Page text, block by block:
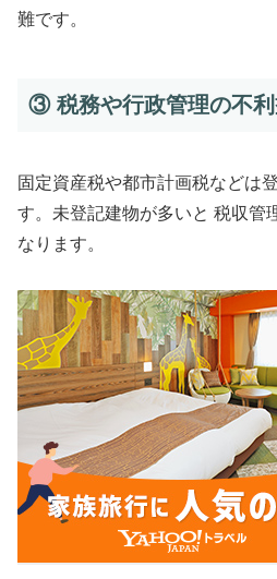
難です。
③ 税務や行政管理の不
固定資産税や都市計画税などは
す。未登記建物が多いと 税収管
なります。